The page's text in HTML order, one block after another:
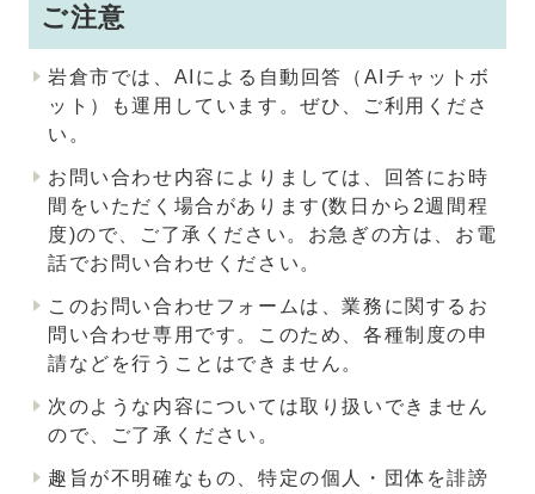
ご注意
岩倉市では、AIによる自動回答（AIチャットボ
ット）も運用しています。ぜひ、ご利用くださ
い。
お問い合わせ内容によりましては、回答にお時
間をいただく場合があります(数日から2週間程
度)ので、ご了承ください。お急ぎの方は、お電
話でお問い合わせください。
このお問い合わせフォームは、業務に関するお
問い合わせ専用です。このため、各種制度の申
請などを行うことはできません。
次のような内容については取り扱いできません
ので、ご了承ください。
趣旨が不明確なもの、特定の個人・団体を誹謗